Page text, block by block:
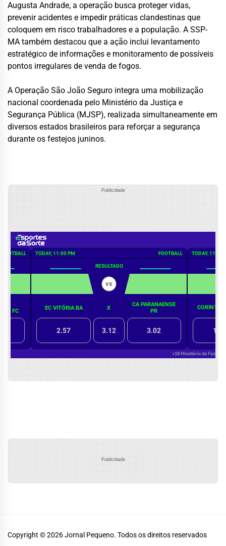
Augusta Andrade, a operação busca proteger vidas,
prevenir acidentes e impedir práticas clandestinas que
coloquem em risco trabalhadores e a população. A SSP-
MA também destacou que a ação inclui levantamento
estratégico de informações e monitoramento de possíveis
pontos irregulares de venda de fogos.
A Operação São João Seguro integra uma mobilização
nacional coordenada pelo Ministério da Justiça e
Segurança Pública (MJSP), realizada simultaneamente em
diversos estados brasileiros para reforçar a segurança
durante os festejos juninos.
Publicidade
Publicidade
Copyright © 2026Jornal Pequeno. Todos os direitos reservados